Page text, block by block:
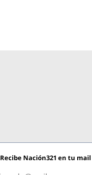
Recibe Nación321 en tu mail